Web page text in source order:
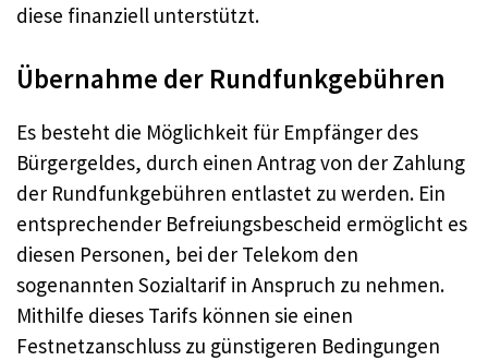
diese finanziell unterstützt.
Übernahme der Rundfunkgebühren
Es besteht die Möglichkeit für Empfänger des
Bürgergeldes, durch einen Antrag von der Zahlung
der Rundfunkgebühren entlastet zu werden. Ein
entsprechender Befreiungsbescheid ermöglicht es
diesen Personen, bei der Telekom den
sogenannten Sozialtarif in Anspruch zu nehmen.
Mithilfe dieses Tarifs können sie einen
Festnetzanschluss zu günstigeren Bedingungen